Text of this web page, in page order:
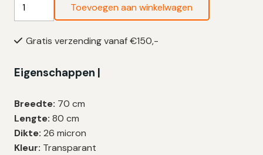
60
|
|
LDPE
|
26
Toevoegen aan winkelwagen
Gratis verzending vanaf €150,-
Eigenschappen |
Breedte: 70 cm
Lengte: 80 cm
Dikte: 26 micron
Kleur: Transparant